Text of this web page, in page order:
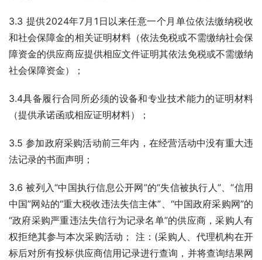
3.3 提供2024年7月1日以来任意一个月单位依法缴纳税收
和社会保障金的相关证明材料（依法免税或不需缴纳社会保
障资金的供应商应提供相应文件证明其依法免税或不需缴纳
社会保障资金）；
3.4具备履行合同所必须的设备和专业技术能力的证明材料
（提供承诺函或相应证明材料）；
3.5 参加政府采购活动前三年内，在经营活动中没有重大违
法记录的书面声明；
3.6 被列入“中国执行信息公开网”的“失信被执行人”、“信用
中国”网站的“重大税收违法失信主体”、“中国政府采购网”的
“政府采购严重违法失信行为记录名单”的供应商，采购人有
权拒绝其参与本次采购活动； 注：(采购人、代理机构在开
标后对所有投标供应商信用记录进行查询，并将查询结果网